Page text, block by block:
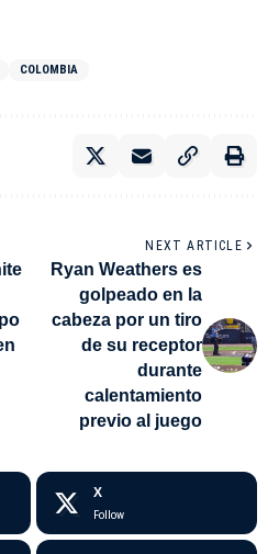
COLOMBIA
NEXT ARTICLE
Ryan Weathers es
golpeado en la
cabeza por un tiro
de su receptor
durante
calentamiento
previo al juego
X
Follow